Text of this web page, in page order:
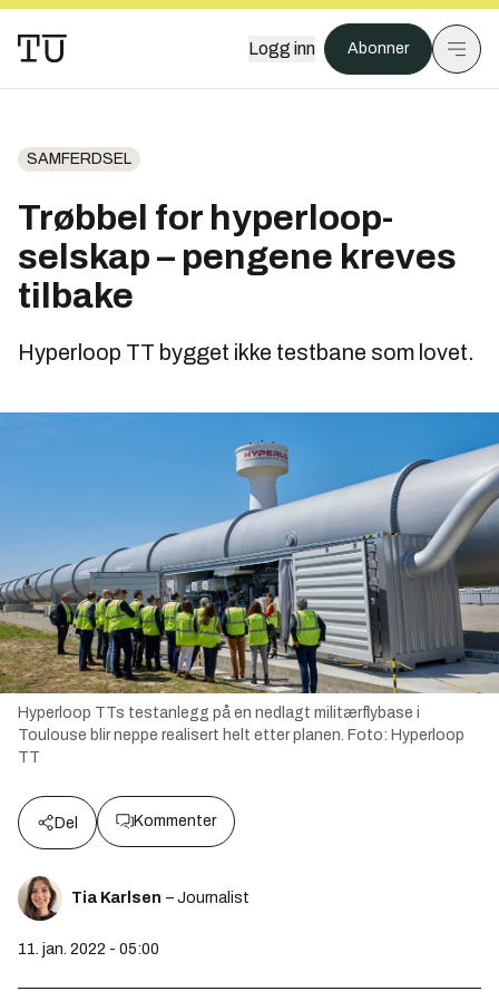
Logg inn Abonner
SAMFERDSEL
Trøbbel for hyperloop-
selskap – pengene kreves
tilbake
Hyperloop TT bygget ikke testbane som lovet.
Hyperloop TTs testanlegg på en nedlagt militærflybase i
Toulouse blir neppe realisert helt etter planen. Foto: Hyperloop
TT
Del Kommenter
Tia Karlsen – Journalist
11. jan. 2022 - 05:00